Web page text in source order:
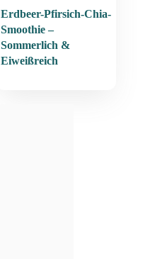
Erdbeer-Pfirsich-Chia-
Smoothie –
Sommerlich &
Eiweißreich